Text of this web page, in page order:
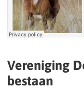
Vereniging
bestaan